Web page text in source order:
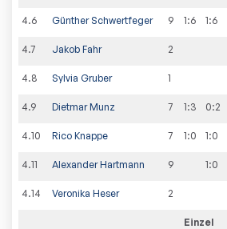
4.6 Günther Schwertfeger 9 1:6 1:6
4.7 Jakob Fahr 2
4.8 Sylvia Gruber 1
4.9 Dietmar Munz 7 1:3 0:2
4.10 Rico Knappe 7 1:0 1:0
4.11 Alexander Hartmann 9 1:0
4.14 Veronika Heser 2
Einzel